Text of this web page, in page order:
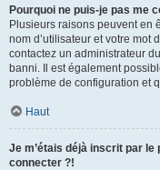
Pourquoi ne puis-je pas me
Plusieurs raisons peuvent en
nom d’utilisateur et votre mot
contactez un administrateur
banni. Il est également
problème de configuration et
Haut
Je m’étais déjà inscrit par
connecter ?!